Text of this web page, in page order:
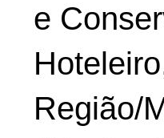
e
Região/